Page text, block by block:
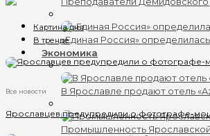
«Единая Россия»
Экономика
В Ярославле продают отель
Промышленность Ярославской
Картина дня
В тренде
Все новости
Ярославцев предупредили о фотографе-